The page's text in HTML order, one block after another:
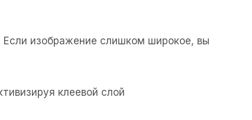
изображение слишком широкое, вы
клеевой слой